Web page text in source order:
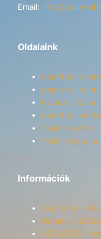
Email: info@trailer-
Oldalaink
utanfuto-
gep-szallito.hu
hajoszallito.hu
utanfuto-
trailer-rent.hu
trailer-shop.hu
Információk
Segítünk! –
Garancia,
SZÁLLÍTÁS –